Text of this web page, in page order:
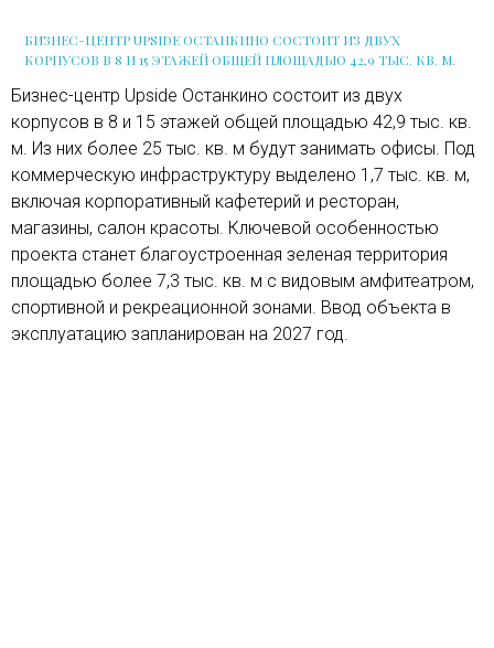
БИЗНЕС-ЦЕНТР UPSIDE ОСТАНКИНО СОСТОИТ ИЗ ДВУХ
КОРПУСОВ В 8 И 15 ЭТАЖЕЙ ОБЩЕЙ ПЛОЩАДЬЮ 42,9 ТЫС. КВ. М.
Бизнес-центр Upside Останкино состоит из двух
корпусов в 8 и 15 этажей общей площадью 42,9 тыс. кв.
м. Из них более 25 тыс. кв. м будут занимать офисы. Под
коммерческую инфраструктуру выделено 1,7 тыс. кв. м,
включая корпоративный кафетерий и ресторан,
магазины, салон красоты. Ключевой особенностью
проекта станет благоустроенная зеленая территория
площадью более 7,3 тыс. кв. м с видовым амфитеатром,
спортивной и рекреационной зонами. Ввод объекта в
эксплуатацию запланирован на 2027 год.